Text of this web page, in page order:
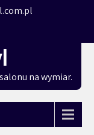
na wymiar.